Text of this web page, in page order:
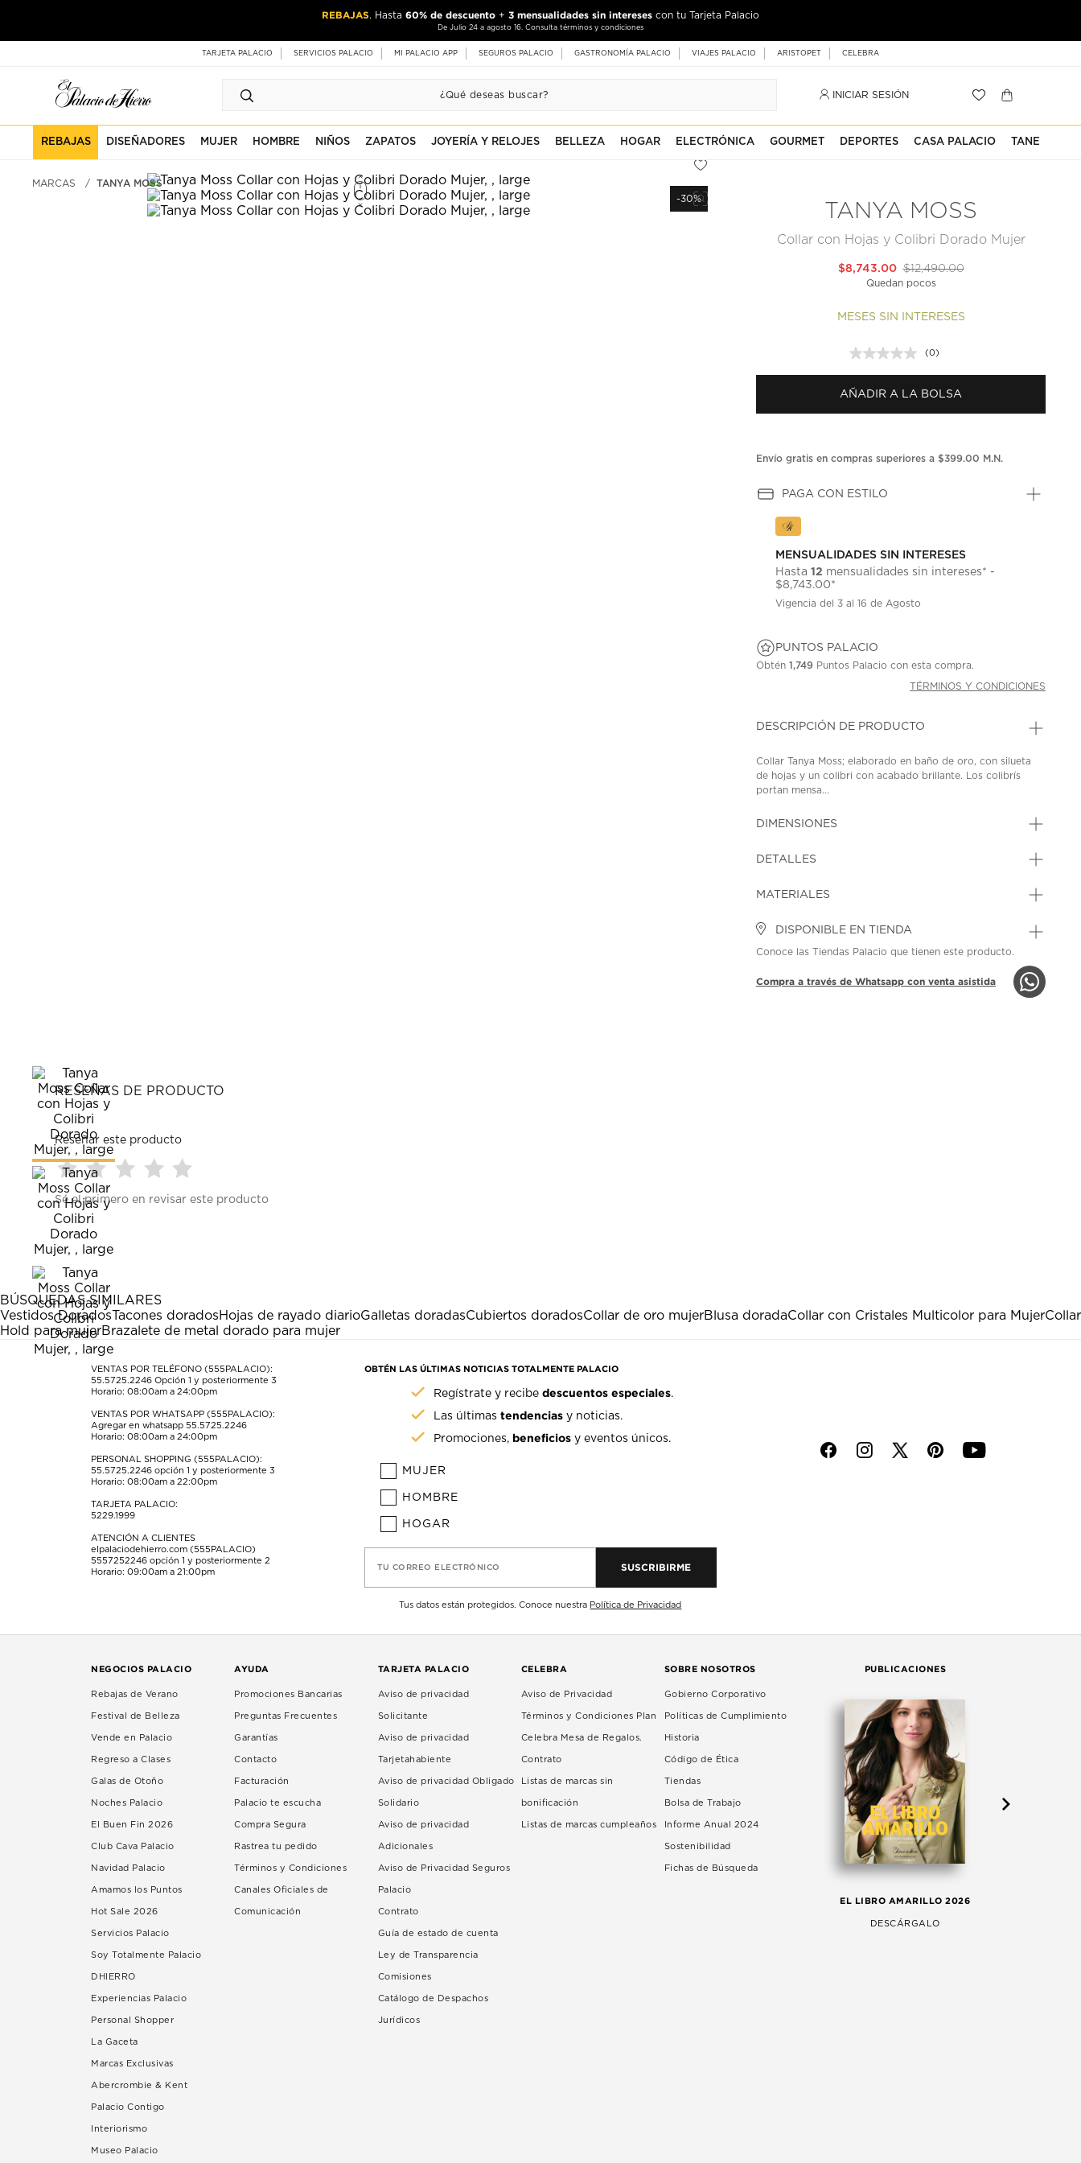
REBAJAS. Hasta 60% de descuento + 3 mensualidades sin intereses con tu Tarjeta Palacio
De Julio 24 a agosto 16. Consulta términos y condiciones
TARJETA PALACIO SERVICIOS PALACIO MI PALACIO APP SEGUROS PALACIO GASTRONOMÍA PALACIO VIAJES PALACIO ARISTOPET CELEBRA
INICIAR SESIÓN
REBAJAS DISEÑADORES MUJER HOMBRE NIÑOS ZAPATOS JOYERÍA Y RELOJES BELLEZA HOGAR ELECTRÓNICA GOURMET DEPORTES CASA PALACIO TANE
MARCAS
TANYA MOSS
-30%
TANYA MOSS
Collar con Hojas y Colibri Dorado Mujer
$12,490.00
$8,743.00
Quedan pocos
MESES SIN INTERESES
Sin
puntuación.
en
la
(0)
AÑADIR A LA BOLSA
Envío gratis en compras superiores a $399.00 M.N.
PAGA CON ESTILO
MENSUALIDADES SIN INTERESES
Hasta12 mensualidades sin intereses* -
$8,743.00*
Vigencia del 3 al 16 de Agosto
PUNTOS PALACIO
Obtén1,749 Puntos Palacio con esta compra.
TÉRMINOS Y CONDICIONES
DESCRIPCIÓN DE PRODUCTO
Collar Tanya Moss; elaborado en baño de oro, con silueta
de hojas y un colibri con acabado brillante. Los colibrís
portan mensa...
DIMENSIONES
DETALLES
MATERIALES
DISPONIBLE EN TIENDA
Conoce las Tiendas Palacio que tienen este producto.
Compra a través de Whatsapp con venta asistida
RESEÑAS DE PRODUCTO
Reseñar este producto
Seleccionar
para
calificar
el
artículo
estrella
Esta
acción
abrirá
el
formulario
Seleccionar
para
calificar
el
artículo
2
estrellas.
Esta
acción
abrirá
el
formulario
de
para
artículo
estrellas.
Esta
acción
abrirá
el
formulario
de
para
estrellas.
Esta
acción
abrirá
formulario
de
para
Esta
acción
abrirá
formulario
de
envío.
Sé el primero en revisar este producto
BÚSQUEDAS SIMILARES
Vestidos DoradosTacones doradosHojas de rayado diarioGalletas doradasCubiertos doradosCollar de oro mujerBlusa doradaCollar con Cristales Multicolor para MujerCollar
Hold para mujerBrazalete de metal dorado para mujer
VENTAS POR TELÉFONO (555PALACIO):
55.5725.2246 Opción 1 y posteriormente 3
Horario: 08:00am a 24:00pm
VENTAS POR WHATSAPP (555PALACIO):
Agregar en whatsapp 55.5725.2246
Horario: 08:00am a 24:00pm
PERSONAL SHOPPING (555PALACIO):
55.5725.2246 opción 1 y posteriormente 3
Horario: 08:00am a 22:00pm
TARJETA PALACIO:
5229.1999
ATENCIÓN A CLIENTES
elpalaciodehierro.com (555PALACIO)
5557252246 opción 1 y posteriormente 2
Horario: 09:00am a 21:00pm
OBTÉN LAS ÚLTIMAS NOTICIAS TOTALMENTE PALACIO
Regístrate y recibedescuentos especiales.
Las últimastendencias y noticias.
Promociones, beneficios y eventos únicos.
MUJER
HOMBRE
HOGAR
TU CORREO ELECTRÓNICO SUSCRIBIRME
Tus datos están protegidos. Conoce nuestra Política de Privacidad
f i p y
NEGOCIOS PALACIO
Rebajas de Verano
Festival de Belleza
Vende en Palacio
Regreso a Clases
Galas de Otoño
Noches Palacio
El Buen Fin 2026
Club Cava Palacio
Navidad Palacio
Amamos los Puntos
Hot Sale 2026
Servicios Palacio
Soy Totalmente Palacio
DHIERRO
Experiencias Palacio
Personal Shopper
La Gaceta
Marcas Exclusivas
Abercrombie & Kent
Palacio Contigo
Interiorismo
Museo Palacio
AYUDA
Promociones Bancarias
Preguntas Frecuentes
Garantías
Contacto
Facturación
Palacio te escucha
Compra Segura
Rastrea tu pedido
Términos y Condiciones
Canales Oficiales de
Comunicación
TARJETA PALACIO
Aviso de privacidad
Solicitante
Aviso de privacidad
Tarjetahabiente
Aviso de privacidad Obligado
Solidario
Aviso de privacidad
Adicionales
Aviso de Privacidad Seguros
Palacio
Contrato
Guía de estado de cuenta
Ley de Transparencia
Comisiones
Catálogo de Despachos
Jurídicos
CELEBRA
Aviso de Privacidad
Términos y Condiciones Plan
Celebra Mesa de Regalos.
Contrato
Listas de marcas sin
bonificación
Listas de marcas cumpleaños
SOBRE NOSOTROS
Gobierno Corporativo
Políticas de Cumplimiento
Historia
Código de Ética
Tiendas
Bolsa de Trabajo
Informe Anual 2024
Sostenibilidad
Fichas de Búsqueda
PUBLICACIONES
EL LIBRO AMARILLO 2026
DESCÁRGALO